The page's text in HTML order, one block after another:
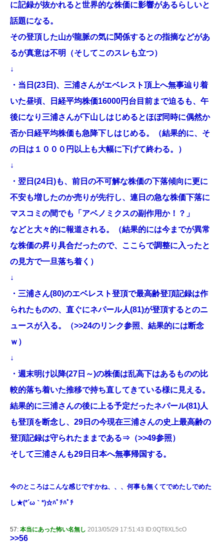
に記録が抜かれると世界的な株価に影響があるらしいと
話題になる。
その登頂した山が龍脈の気に関係するとの指摘などがあ
るが真意は不明（そしてこのスレも立つ）
↓
・当日(23日)、三浦さんがエベレスト頂上へ無事辿り着
いた昼頃、日経平均株価16000円台目前まで迫るも、午
後になり三浦さんが下山しはじめるとほぼ同時に偶然か
否か日経平均株価も急降下しはじめる。（結果的に、そ
の日は１０００円以上も大幅に下げて終わる。）
↓
・翌日(24日)も、前日の不可解な株価の下落傾向に更に
不安も増したのか売りが先行し、連日の急な株価下落に
マスコミの間でも「アベノミクスの副作用か！？」
などと大々的に報道される。（結果的には今までが異常
な株価の昇り具合だったので、ここらで調整に入ったと
の見方で一旦落ち着く）
↓
・三浦さん(80)のエベレスト登頂で最高齢登頂記録は作
られたものの、直ぐにネパール人(81)が登頂するとのニ
ュースが入る。（>>24のリンク参照、結果的には断念
ｗ）
↓
・週末明け以降(27日～)の株価は乱高下はあるものの比
較的落ち着いた推移で持ち直してきている様に見える。
結果的に三浦さんの後に上る予定だったネパール(81)人
も登頂を断念し、29日の今現在三浦さんの史上最高齢の
登頂記録は守られたままである⇒（>>49参照）
そして三浦さんも29日日本へ無事帰国する。
今のところはこんな感じですかね、、、何事も無くてでめたしでめた
し★(*´ω｀*)☆ﾊﾟﾁﾊﾟﾁ
57: 本当にあった怖い名無し 2013/05/29 17:51:43 ID:0QT8XL5cO
>>56